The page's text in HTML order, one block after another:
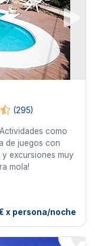
(295)
como
de juegos con
excursiones muy
mola!
x persona/noche